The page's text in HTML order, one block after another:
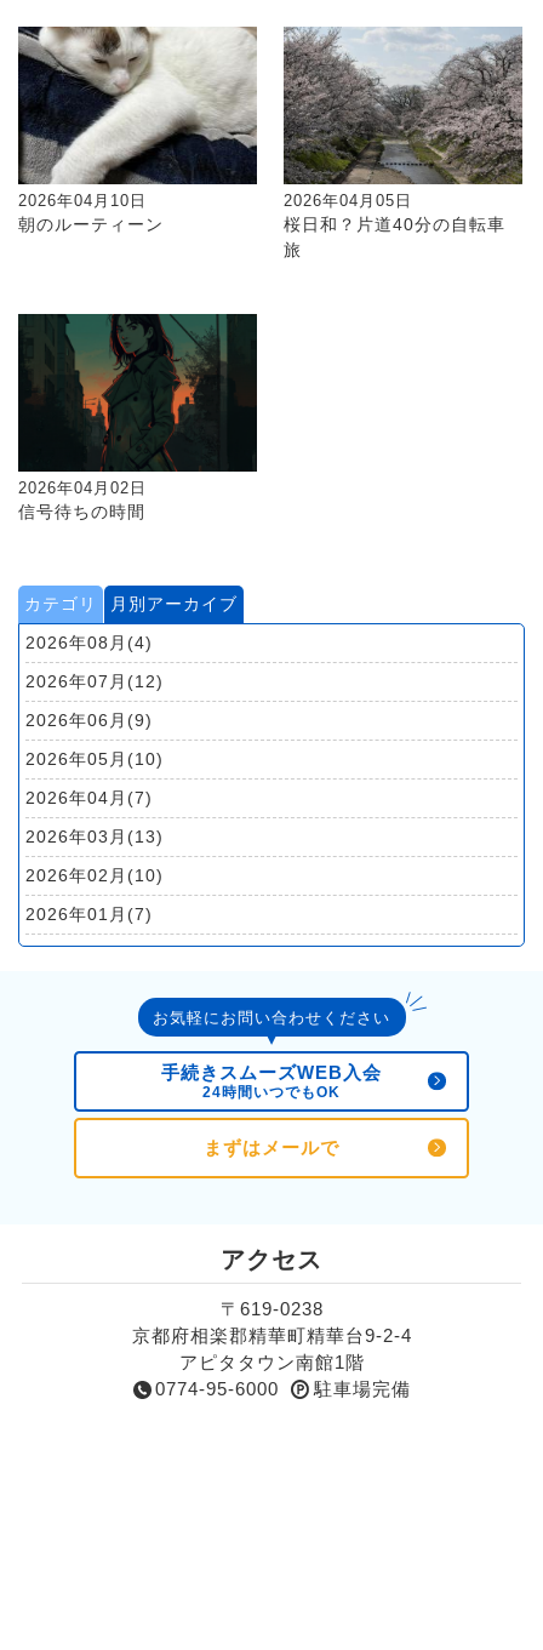
2026年04月10日
朝のルーティーン
2026年04月05日
桜日和？片道40分の自転車
旅
2026年04月02日
信号待ちの時間
カテゴリ
月別アーカイブ
2026年08月(4)
2026年07月(12)
2026年06月(9)
2026年05月(10)
2026年04月(7)
2026年03月(13)
2026年02月(10)
2026年01月(7)
2025年12月(4)
2025年10月(11)
2025年09月(10)
2025年08月(10)
2025年02月(9)
2025年01月(8)
お気軽にお問い合わせください
手続きスムーズWEB入会
24時間いつでもOK
まずはメールで
アクセス
〒619-0238
京都府相楽郡精華町精華台9-2-4
アピタタウン南館1階
0774-95-6000
駐車場完備